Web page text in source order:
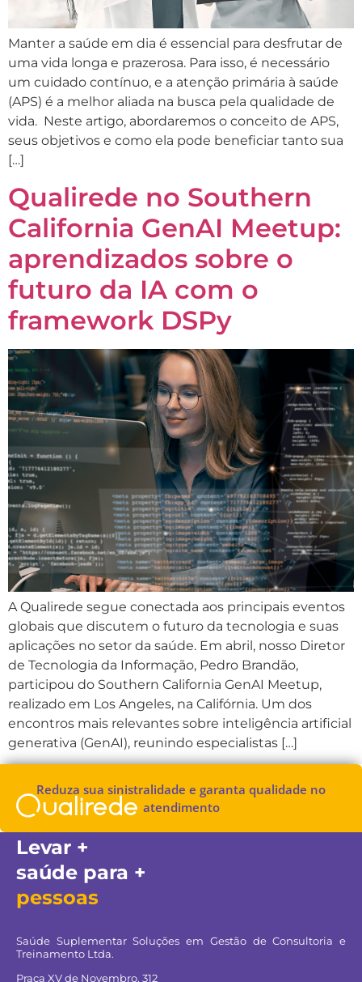
Manter a saúde em dia é essencial para desfrutar de
uma vida longa e prazerosa. Para isso, é necessário
um cuidado contínuo, e a atenção primária à saúde
(APS) é a melhor aliada na busca pela qualidade de
vida. Neste artigo, abordaremos o conceito de APS,
seus objetivos e como ela pode beneficiar tanto sua
[…]
Qualirede no Southern
California GenAI Meetup:
aprendizados sobre o
futuro da IA com o
framework DSPy
A Qualirede segue conectada aos principais eventos
globais que discutem o futuro da tecnologia e suas
aplicações no setor da saúde. Em abril, nosso Diretor
de Tecnologia da Informação, Pedro Brandão,
participou do Southern California GenAI Meetup,
realizado em Los Angeles, na Califórnia. Um dos
encontros mais relevantes sobre inteligência artificial
generativa (GenAI), reunindo especialistas […]
Reduza sua sinistralidade e garanta qualidade no
atendimento
Levar +
saúde para +
pessoas
Saúde Suplementar Soluções em Gestão de Consultoria e
Treinamento Ltda.
Praça XV de Novembro, 312